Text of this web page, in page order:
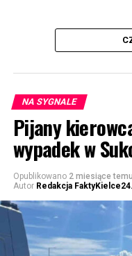
NA SYGNALE
Pijany
wypadek w
Opublikowano 2 miesiące temu
Autor Redakcja